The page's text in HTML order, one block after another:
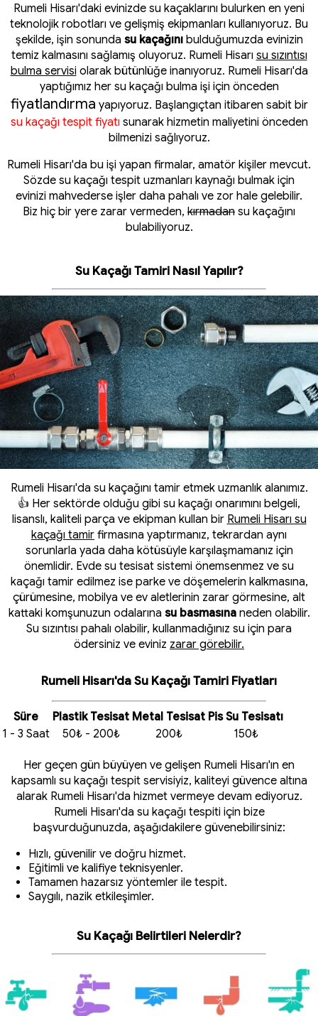
Rumeli Hisarı'daki evinizde su kaçaklarını bulurken en yeni
teknolojik robotları ve gelişmiş ekipmanları kullanıyoruz. Bu
şekilde, işin sonunda su kaçağınıbulduğumuzda evinizin
temiz kalmasını sağlamış oluyoruz. Rumeli Hisarı su sızıntısı
bulma servisi olarak bütünlüğe inanıyoruz. Rumeli Hisarı'da
yaptığımız her su kaçağı bulma işi için önceden
fiyatlandırma yapıyoruz. Başlangıçtan itibaren sabit bir
su kaçağı tespit fiyatı sunarak hizmetin maliyetini önceden
bilmenizi sağlıyoruz.
Rumeli Hisarı'da bu işi yapan firmalar, amatör kişiler mevcut.
Sözde su kaçağı tespit uzmanları kaynağı bulmak için
evinizi mahvederse işler daha pahalı ve zor hale gelebilir.
Biz hiç bir yere zarar vermeden, kırmadan su kaçağını
bulabiliyoruz.
Su Kaçağı Tamiri Nasıl Yapılır?
Rumeli Hisarı'da su kaçağını tamir etmek uzmanlık alanımız.
👍 Her sektörde olduğu gibi su kaçağı onarımını belgeli,
lisanslı, kaliteli parça ve ekipman kullan bir Rumeli Hisarı su
kaçağı tamir firmasına yaptırmanız, tekrardan aynı
sorunlarla yada daha kötüsüyle karşılaşmamanız için
önemlidir. Evde su tesisat sistemi önemsenmez ve su
kaçağı tamir edilmez ise parke ve döşemelerin kalkmasına,
çürümesine, mobilya ve ev aletlerinin zarar görmesine, alt
kattaki komşunuzun odalarına su basmasınaneden olabilir.
Su sızıntısı pahalı olabilir, kullanmadığınız su için para
ödersiniz ve eviniz zarar görebilir.
Rumeli Hisarı'da Su Kaçağı Tamiri Fiyatları
Süre Plastik Tesisat Metal Tesisat Pis Su Tesisatı
1 - 3 Saat
50₺ - 200₺ 200₺ 150₺
Her geçen gün büyüyen ve gelişen Rumeli Hisarı'ın en
kapsamlı su kaçağı tespit servisiyiz, kaliteyi güvence altına
alarak Rumeli Hisarı'da hizmet vermeye devam ediyoruz.
Rumeli Hisarı'da su kaçağı tespiti için bize
başvurduğunuzda, aşağıdakilere güvenebilirsiniz:
Hızlı, güvenilir ve doğru hizmet.
Eğitimli ve kalifiye teknisyenler.
Tamamen hazarsız yöntemler ile tespit.
Saygılı, nazik etkileşimler.
Su Kaçağı Belirtileri Nelerdir?